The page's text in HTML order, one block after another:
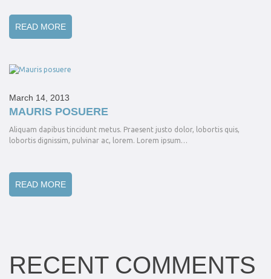
READ MORE
March 14, 2013
MAURIS POSUERE
Aliquam dapibus tincidunt metus. Praesent justo dolor, lobortis quis,
lobortis dignissim, pulvinar ac, lorem. Lorem ipsum…
READ MORE
RECENT COMMENTS